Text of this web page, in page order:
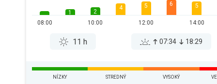
08:00
1
2
10:00
4 5
12:00
6 5
14:00
11 h 07:34 18:29
NÍZKY STREDNÝ VYSOKÝ